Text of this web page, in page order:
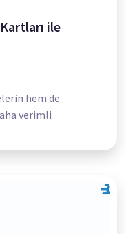
ile
hem de
verimli